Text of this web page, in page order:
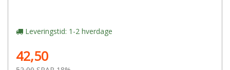
Leveringstid: 1-2 hverdage
42,50